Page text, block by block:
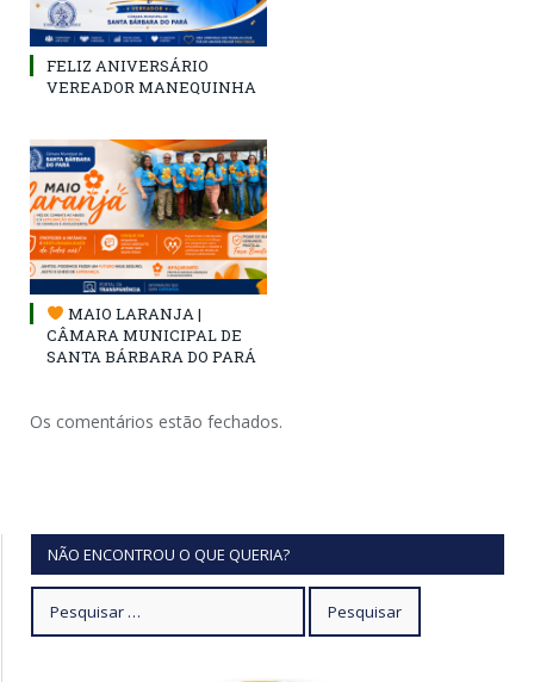
FELIZ ANIVERSÁRIO
VEREADOR MANEQUINHA
MAIO LARANJA |
CÂMARA MUNICIPAL DE
SANTA BÁRBARA DO PARÁ
Os comentários estão fechados.
NÃO ENCONTROU O QUE QUERIA?